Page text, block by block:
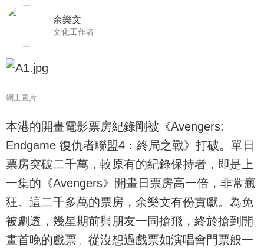
余樂文
文化工作者
網上圖片
本港的開畫電影票房紀錄剛被《Avengers:
Endgame 復仇者聯盟4：終局之戰》打破。單日
票房突破二千萬，較原有的紀錄保持者，即是上
一集的《Avengers》開畫日票房高一倍，非常瘋
狂。這二千多萬的票房，余樂文有份貢獻。為免
被劇透，幾星期前與朋友一同搶飛，終於搶到開
畫首晚的戲票。從沒想過戲票如演唱會門票般一